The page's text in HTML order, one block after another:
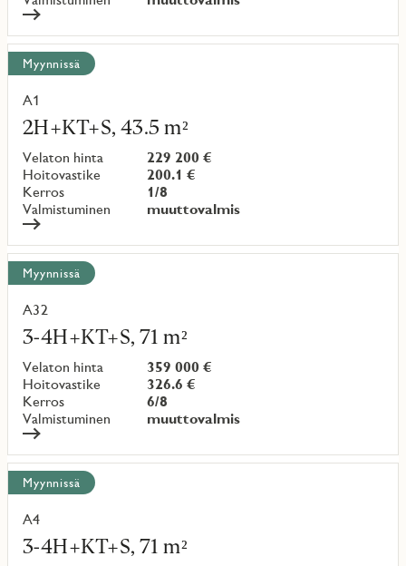
Myynnissä
A1
2H+KT+S, 43.5 m²
Velaton hinta
229 200 €
Hoitovastike
200.1 €
Kerros
1/8
Valmistuminen
muuttovalmis
Lue
lisää
kohteesta
Myynnissä
A32
3-4H+KT+S, 71 m²
Velaton hinta
359 000 €
Hoitovastike
326.6 €
Kerros
6/8
Valmistuminen
muuttovalmis
Lue
lisää
kohteesta
Myynnissä
A4
3-4H+KT+S, 71 m²
Lue
lisää
kohteesta